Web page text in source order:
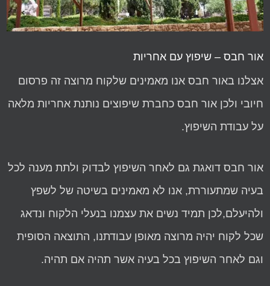
אור חבס – שיפוץ עם אחריות
אצלנו באור חבס אנו מאמינים שלקוח מרוצה זה פרסום
חיובי ולכן אור חבס כחברת שיפוצים נותנת אחריות מלאה
על עבודת השיפוץ.
אור חבס דואגת גם לאחר השיפוץ לבדוק ולתת מענה לכל
בעיה שמתעוררת, אנו לא מאמינים בשיטה של לשפץ
ולהיעלם,לכן תמיד נשים את עצמנו בנעלי הלקוח ונדאג
שכל לקוח יהיה מרוצה מאופן עבודתנו, התוצאה הסופית
וגם לאחר השיפוץ בכל בעיה אשר תהיה אם תהיה.